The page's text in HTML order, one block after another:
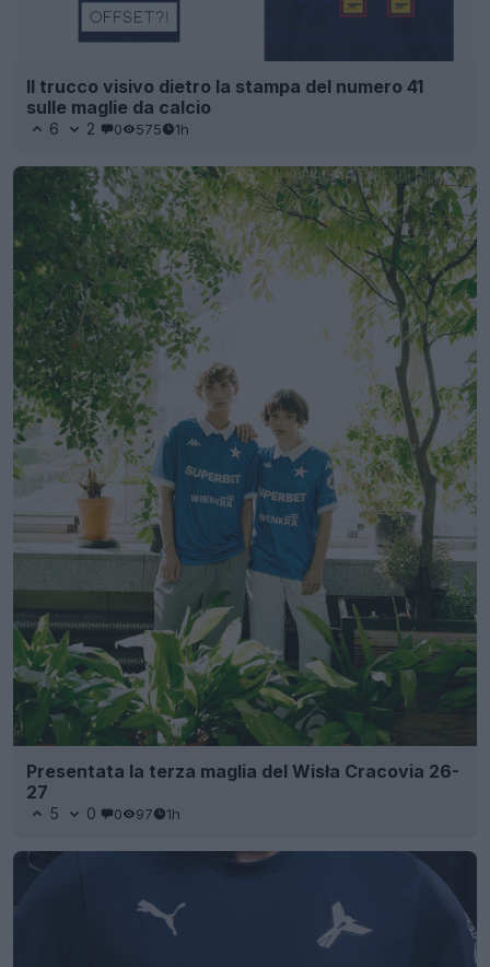
Il trucco visivo dietro la stampa del numero 41
sulle maglie da calcio
6 2 0 575 1h
Presentata la terza maglia del Wisła Cracovia 26-
27
5 0 0 97 1h